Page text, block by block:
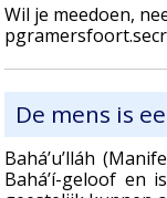
Wil je meedoen,
De mens is
Bahá’u’lláh
Bahá’í-geloof en